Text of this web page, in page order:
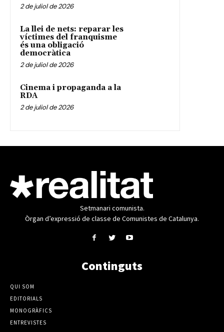
2 de juliol de 2026
La llei de nets: reparar les
víctimes del franquisme
és una obligació
democràtica
2 de juliol de 2026
Cinema i propaganda a la
RDA
2 de juliol de 2026
Setmanari comunista.
Òrgan d’expressió de classe de Comunistes de Catalunya.
Continguts
QUI SOM
EDITORIALS
MONOGRÀFICS
ENTREVISTES